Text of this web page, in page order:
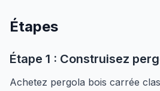
Étapes
Étape 1 : Construisez
Achetez pergola bois carrée